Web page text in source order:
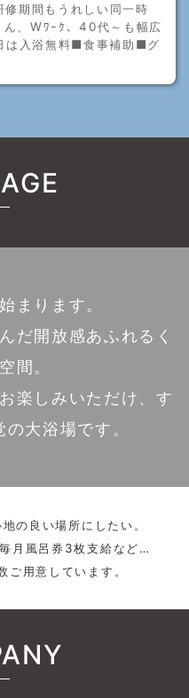
修期間もうれしい同一時
、Wﾜｰｸ、40代～も幅広
は入浴無料■食事補助■グ
まります。
だ開放感あふれるく
間。
楽しみいただけ、す
大浴場です。
の良い場所にしたい。
月風呂券3枚支給など…
ご用意しています。